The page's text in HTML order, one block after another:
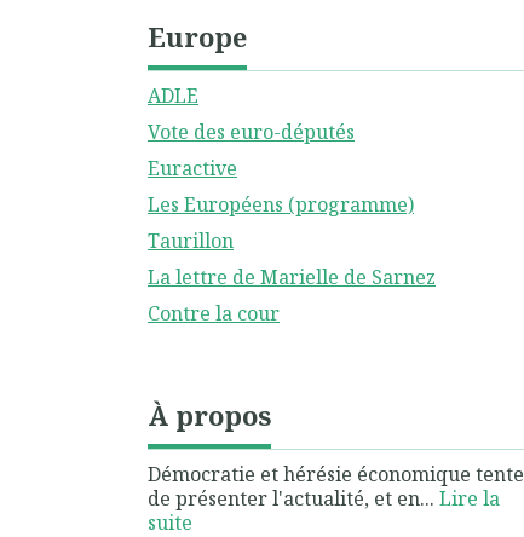
Europe
ADLE
Vote des euro-députés
Euractive
Les Européens (programme)
Taurillon
La lettre de Marielle de Sarnez
Contre la cour
À propos
Démocratie et hérésie économique tente
de présenter l'actualité, et en... Lire la
suite